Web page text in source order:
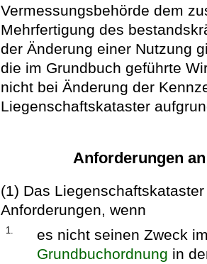
Vermessungsbehörde dem
Mehrfertigung des
der Änderung einer Nutzung
die im Grundbuch geführte
nicht bei Änderung der
Liegenschaftskataster
Anforderungen
(1) Das
Anforderungen, wenn
1.
es nicht seinen Zweck
Grundbuchordnung in